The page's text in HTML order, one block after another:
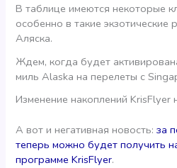
В таблице имеются некоторые
особенно в такие экзотические
Аляска.
Ждем, когда будет
миль Alaska на перелеты с
Изменение накоплений KrisFlyer
А вот и негативная новость:за
теперь можно будет получить
программе KrisFlyer.